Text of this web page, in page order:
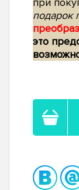
подарок
это